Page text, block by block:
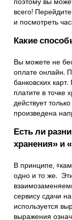
всего! Перейдите
и посмотреть
Какие
Вы можете не
оплате онлайн.
банковских
платите в точке
действует
произведена
Есть ли
хранения» и
В принципе,
одно и то же.
сервису сдачи
используется
выражения